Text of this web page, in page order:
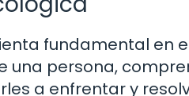
fundamental en
persona,
a enfrentar y